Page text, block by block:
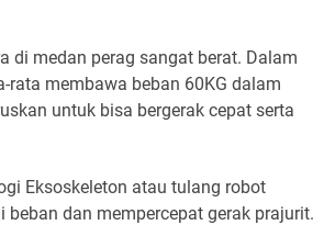
di medan perag sangat berat. Dalam
rata membawa beban 60KG dalam
untuk bisa bergerak cepat serta
Eksoskeleton atau tulang robot
dan mempercepat gerak prajurit.